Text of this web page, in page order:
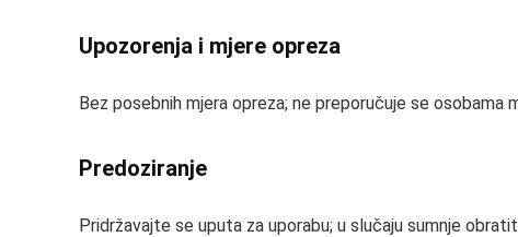
Upozorenja i mjere opreza
Bez posebnih mjera opreza; ne preporučuje se osobama
Predoziranje
Pridržavajte se uputa za uporabu; u slučaju sumnje